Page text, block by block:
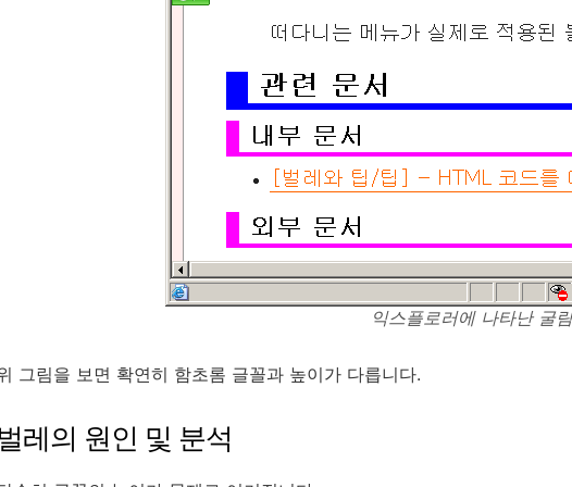
익스플로러에 나타난 굴
그림을 보면 확연히 함초롬 글꼴과 높이가 다릅니다.
벌레의 원인 및 분석